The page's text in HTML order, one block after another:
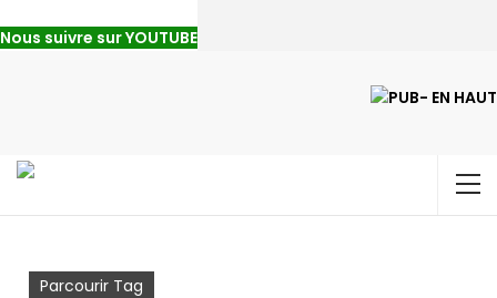
Nous suivre sur YOUTUBE
Parcourir Tag